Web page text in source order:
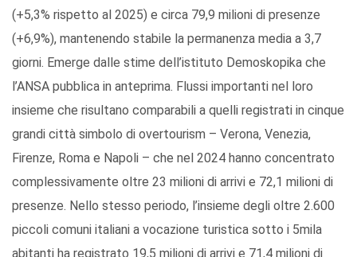
(+5,3% rispetto al 2025) e circa 79,9 milioni di presenze
(+6,9%), mantenendo stabile la permanenza media a 3,7
giorni. Emerge dalle stime dell’istituto Demoskopika che
l’ANSA pubblica in anteprima. Flussi importanti nel loro
insieme che risultano comparabili a quelli registrati in cinque
grandi città simbolo di overtourism – Verona, Venezia,
Firenze, Roma e Napoli – che nel 2024 hanno concentrato
complessivamente oltre 23 milioni di arrivi e 72,1 milioni di
presenze. Nello stesso periodo, l’insieme degli oltre 2.600
piccoli comuni italiani a vocazione turistica sotto i 5mila
abitanti ha registrato 19,5 milioni di arrivi e 71,4 milioni di